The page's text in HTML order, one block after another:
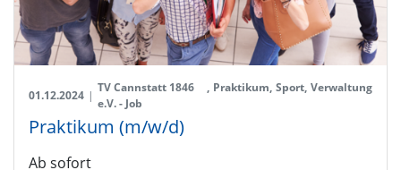
01.12.2024 |
TV Cannstatt 1846
e.V. - Job
, Praktikum, Sport, Verwaltung
Praktikum (m/w/d)
Ab sofort